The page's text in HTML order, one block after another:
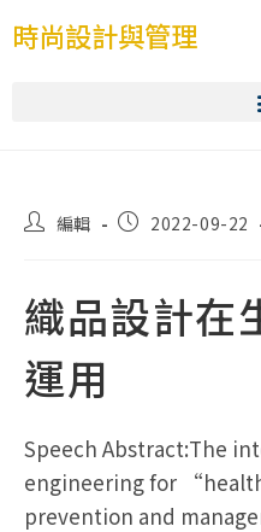
時尚設計與管理
編輯 2022-09-22
織品設計在
運用
Speech Abstract:The
engineering for
prevention and